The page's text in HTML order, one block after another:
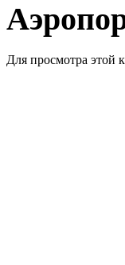
Для просмотра этой